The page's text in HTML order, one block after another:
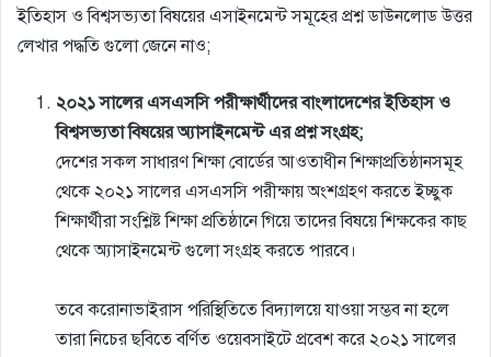
ইতিহাস ও বিশ্বসভ্যতা বিষয়ের এসাইনমেন্ট সমূহের প্রশ্ন ডাউনলোড উত্তর
লেখার পদ্ধতি গুলো জেনে নাও;
২০২১ সালের এসএসসি পরীক্ষার্থীদের বাংলাদেশের ইতিহাস ও
বিশ্বসভ্যতা বিষয়ের অ্যাসাইনমেন্ট এর প্রশ্ন সংগ্রহ;
দেশের সকল সাধারণ শিক্ষা বোর্ডের আওতাধীন শিক্ষাপ্রতিষ্ঠানসমূহ
থেকে ২০২১ সালের এসএসসি পরীক্ষায় অংশগ্রহণ করতে ইচ্ছুক
শিক্ষার্থীরা সংশ্লিষ্ট শিক্ষা প্রতিষ্ঠানে গিয়ে তাদের বিষয়ে শিক্ষকের কাছ
থেকে অ্যাসাইনমেন্ট গুলো সংগ্রহ করতে পারবে।
তবে করোনাভাইরাস পরিস্থিতিতে বিদ্যালয়ে যাওয়া সম্ভব না হলে
তারা নিচের ছবিতে বর্ণিত ওয়েবসাইটে প্রবেশ করে ২০২১ সালের